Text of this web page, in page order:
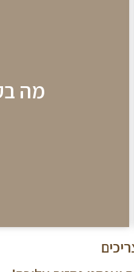
מה
אטרקציות לילדים,